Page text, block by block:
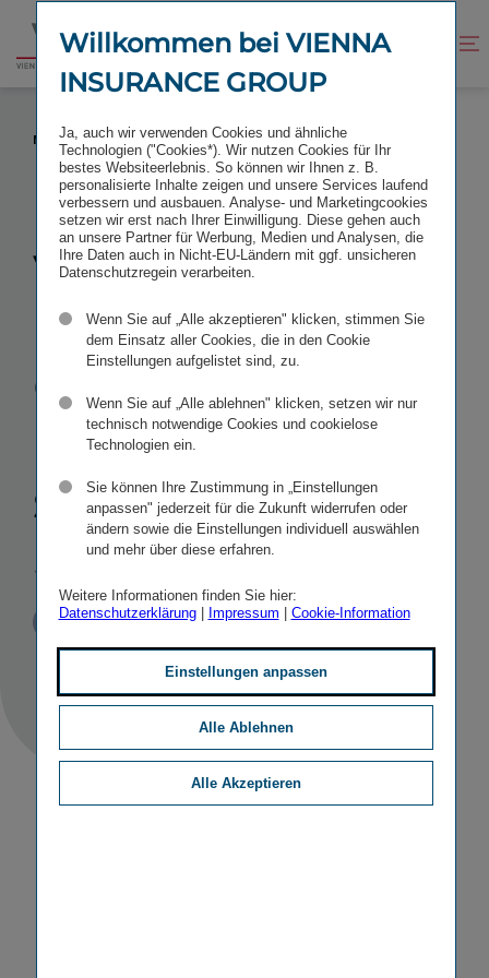
Inhalt
springen
Fußzeile
springen
Zur
Startseite
Kontrast
VIENNA INSURANCE GROUP BAUT
MARKTFÜHRERSCHAFT IN DER SLOWAKEI AUS
Vienna
Insurance
Group baut
Marktfüh­rer­
schaft in der
Slowakei aus
PR Veröffentlicht
17.02.2014 STICHWORTE
SONSTIGE
Willkommen bei VIENNA
INSURANCE GROUP
Ja, auch wir verwenden Cookies und ähnliche
Technologien ("Cookies*). Wir nutzen Cookies für Ihr
bestes Websiteerlebnis. So können wir Ihnen z. B.
personalisierte Inhalte zeigen und unsere Services laufend
verbessern und ausbauen. Analyse- und Marketingcookies
setzen wir erst nach Ihrer Einwilligung. Diese gehen auch
an unsere Partner für Werbung, Medien und Analysen, die
Ihre Daten auch in Nicht-EU-Ländern mit ggf. unsicheren
Datenschutzregein verarbeiten.
Wenn Sie auf „Alle akzeptieren" klicken, stimmen Sie
dem Einsatz aller Cookies, die in den Cookie
Einstellungen aufgelistet sind, zu.
Wenn Sie auf „Alle ablehnen" klicken, setzen wir nur
technisch notwendige Cookies und cookielose
Technologien ein.
Sie können Ihre Zustimmung in „Einstellungen
anpassen" jederzeit für die Zukunft widerrufen oder
ändern sowie die Einstellungen individuell auswählen
und mehr über diese erfahren.
Weitere Informationen finden Sie hier:
Datenschutzerklärung| Impressum Cookie-Information
Einstellungen anpassen
Alle Ablehnen
Alle Akzeptieren